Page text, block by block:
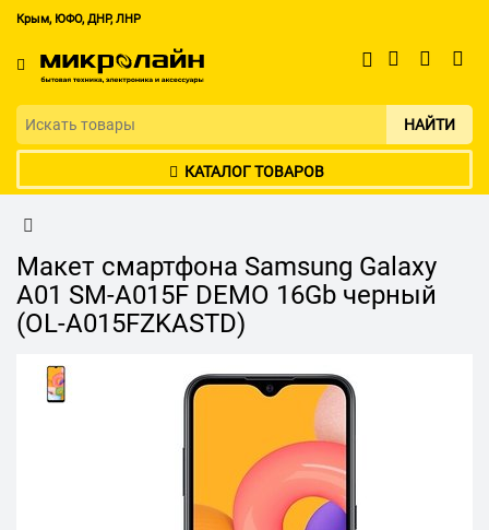
Крым, ЮФО, ДНР, ЛНР
НАЙТИ
КАТАЛОГ ТОВАРОВ
Макет смартфона Samsung Galaxy
A01 SM-A015F DEMO 16Gb черный
(OL-A015FZKASTD)